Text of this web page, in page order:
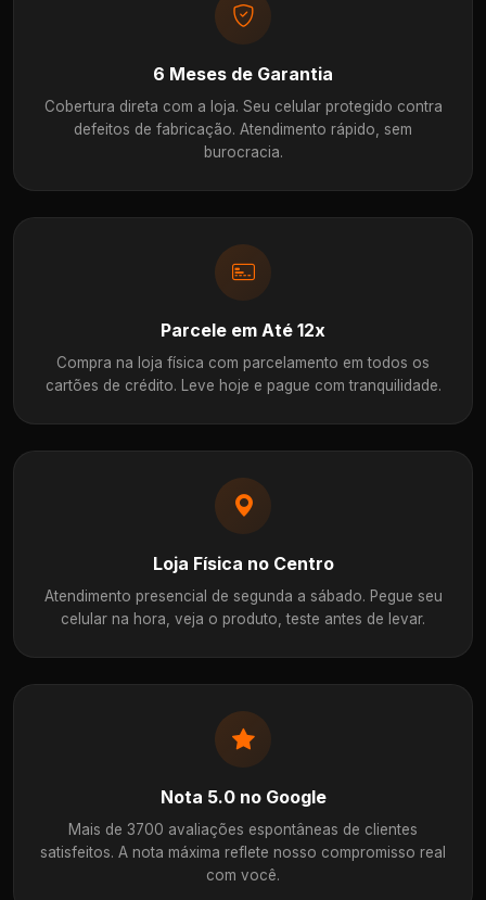
6 Meses de Garantia
Cobertura direta com a loja. Seu celular protegido contra
defeitos de fabricação. Atendimento rápido, sem
burocracia.
Parcele em Até 12x
Compra na loja física com parcelamento em todos os
cartões de crédito. Leve hoje e pague com tranquilidade.
Loja Física no Centro
Atendimento presencial de segunda a sábado. Pegue seu
celular na hora, veja o produto, teste antes de levar.
Nota 5.0 no Google
Mais de 3700 avaliações espontâneas de clientes
satisfeitos. A nota máxima reflete nosso compromisso real
com você.